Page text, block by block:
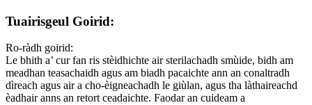
Tuairisgeul Goirid:
Ro-ràdh goirid:
Le bhith a’ cur fan ris stèidhichte air sterilachadh smùide, bidh am
meadhan teasachaidh agus am biadh pacaichte ann an conaltradh
dìreach agus air a cho-èigneachadh le giùlan, agus tha làthaireachd
èadhair anns an retort ceadaichte. Faodar an cuideam a